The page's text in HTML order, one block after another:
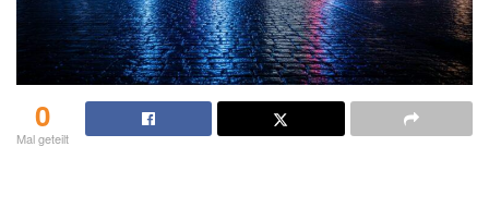
0
Mal geteilt